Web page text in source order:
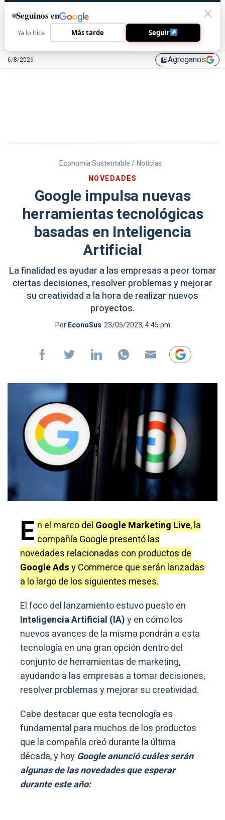
6/8/2026 library_addAgreganos
Economía Sustentable / Noticias
NOVEDADES
Google impulsa nuevas
herramientas tecnológicas
basadas en Inteligencia
Artificial
La finalidad es ayudar a las empresas a peor tomar
ciertas decisiones, resolver problemas y mejorar
su creatividad a la hora de realizar nuevos
proyectos.
PorEconoSus 23/05/2023, 4:45 pm
E n el marco del Google Marketing Live, la
compañía Google presentó las
novedades relacionadas con productos de
Google Adsy Commerce que serán lanzadas
a lo largo de los siguientes meses.
El foco del lanzamiento estuvo puesto en
Inteligencia Artificial (IA)y en cómo los
nuevos avances de la misma pondrán a esta
tecnología en una gran opción dentro del
conjunto de herramientas de marketing,
ayudando a las empresas a tomar decisiones,
resolver problemas y mejorar su creatividad.
Cabe destacar que esta tecnología es
fundamental para muchos de los productos
que la compañía creó durante la última
década, y hoy Google anunció cuáles serán
algunas de las novedades que esperar
durante este año:
Seguinos en
Ya lo hice Más tarde Seguir